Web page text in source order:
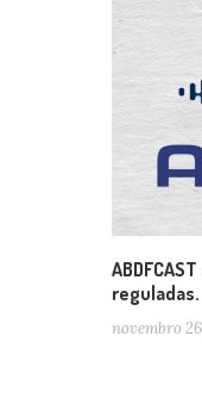
novembro